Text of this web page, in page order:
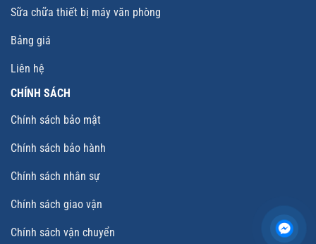
Sữa chữa thiết bị máy văn phòng
Bảng giá
Liên hệ
CHÍNH SÁCH
Chính sách bảo mật
Chính sách bảo hành
Chính sách nhân sự
Chính sách giao vận
Chính sách vận chuyển